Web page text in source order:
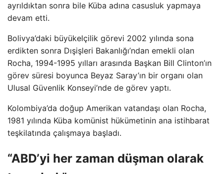
ayrıldıktan sonra bile Küba adına casusluk yapmaya
devam etti.
Bolivya’daki büyükelçilik görevi 2002 yılında sona
erdikten sonra Dışişleri Bakanlığı’ndan emekli olan
Rocha, 1994-1995 yılları arasında Başkan Bill Clinton’ın
görev süresi boyunca Beyaz Saray’ın bir organı olan
Ulusal Güvenlik Konseyi’nde de görev yaptı.
Kolombiya’da doğup Amerikan vatandaşı olan Rocha,
1981 yılında Küba komünist hükümetinin ana istihbarat
teşkilatında çalışmaya başladı.
“ABD’yi her zaman düşman olarak